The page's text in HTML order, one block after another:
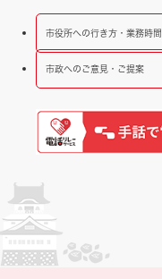
市役所への行き方・業務時間
市政へのご意見・ご提案